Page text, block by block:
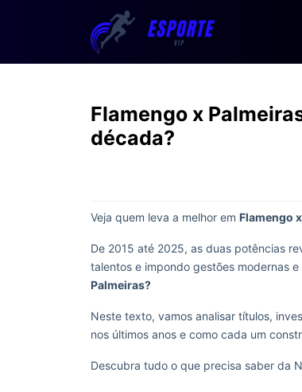
Flamengo x
década?
Veja quem leva a melhor em Flamengo
De 2015 até 2025, as duas potências
talentos e impondo gestões modernas
Palmeiras?
Neste texto, vamos analisar títulos,
nos últimos anos e como cada um
Descubra tudo o que precisa saber da